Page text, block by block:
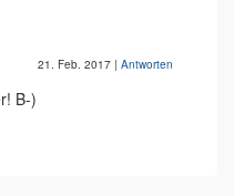
21. Feb. 2017 | Antworten
B-)